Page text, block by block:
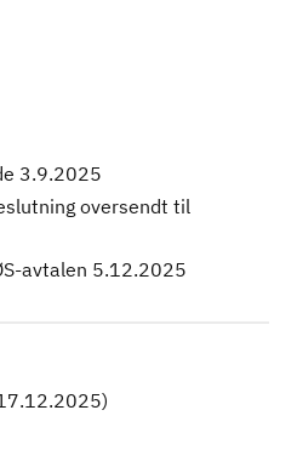
3.9.2025
oversendt til
avtalen 5.12.2025